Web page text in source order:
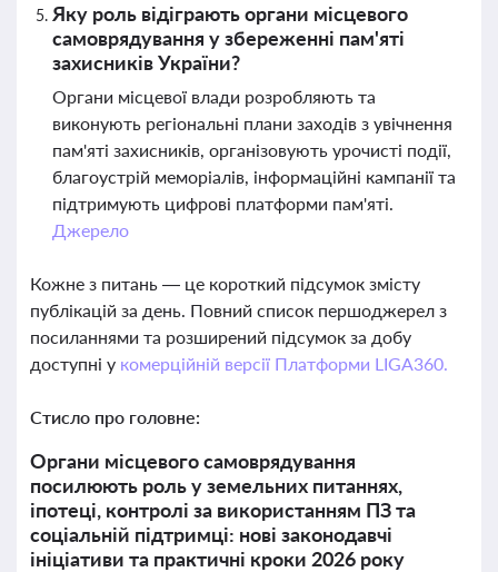
Яку роль відіграють органи місцевого
самоврядування у збереженні пам'яті
захисників України?
Органи місцевої влади розробляють та
виконують регіональні плани заходів з увічнення
пам'яті захисників, організовують урочисті події,
благоустрій меморіалів, інформаційні кампанії та
підтримують цифрові платформи пам'яті.
Джерело
Кожне з питань — це короткий підсумок змісту
публікацій за день. Повний список першоджерел з
посиланнями та розширений підсумок за добу
доступні у комерційній версії Платформи LIGA360.
Стисло про головне:
Органи місцевого самоврядування
посилюють роль у земельних питаннях,
іпотеці, контролі за використанням ПЗ та
соціальній підтримці: нові законодавчі
ініціативи та практичні кроки 2026 року